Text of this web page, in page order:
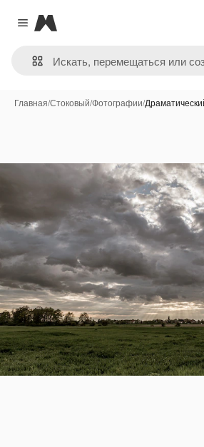
Close menu
Magnific
Главная/Стоковый/Фотографии/